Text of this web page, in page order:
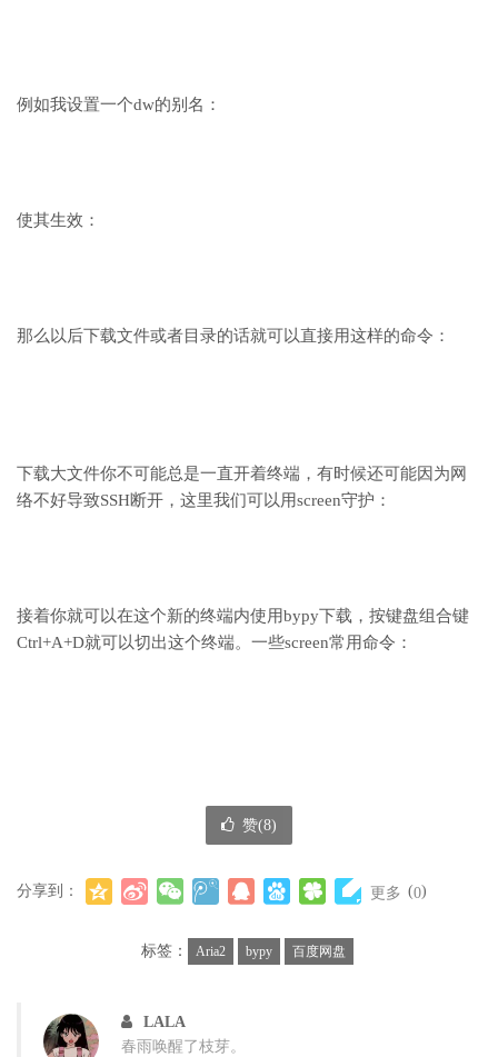
例如我设置一个dw的别名：
使其生效：
那么以后下载文件或者目录的话就可以直接用这样的命令：
下载大文件你不可能总是一直开着终端，有时候还可能因为网
络不好导致SSH断开，这里我们可以用screen守护：
接着你就可以在这个新的终端内使用bypy下载，按键盘组合键
Ctrl+A+D就可以切出这个终端。一些screen常用命令：
赞(8)
分享到： 更多 (0)
标签： Aria2 bypy 百度网盘
LALA
春雨唤醒了枝芽。